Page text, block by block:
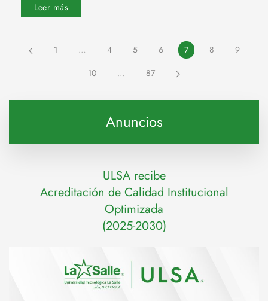
Leer más
1 … 4 5 6 7 8
9
10
… 87
Anuncios
ULSA recibe
Acreditación de Calidad Institucional
Optimizada
(2025-2030)